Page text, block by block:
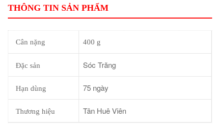
THÔNG TIN SẢN PHẨM
Cân nặng 400 g
Đặc sản Sóc Trăng
Hạn dùng 75 ngày
Thương hiệu Tân Huê Viên